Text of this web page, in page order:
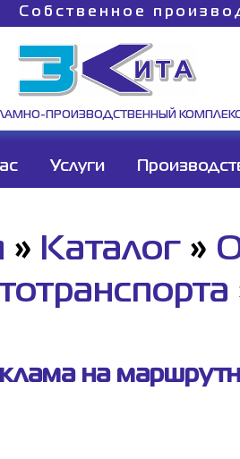
Собственное
ПРОИЗВОДСТВЕННЫЙ
Услуги
» Каталог»
на